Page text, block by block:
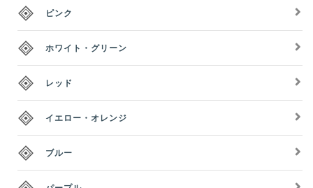
ピンク
ホワイト・グリーン
レッド
イエロー・オレンジ
ブルー